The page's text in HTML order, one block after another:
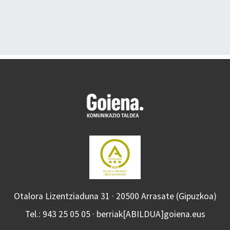
Otalora Lizentziaduna 31 · 20500 Arrasate (Gipuzkoa)
Tel.: 943 25 05 05 · berriak[ABILDUA]goiena.eus